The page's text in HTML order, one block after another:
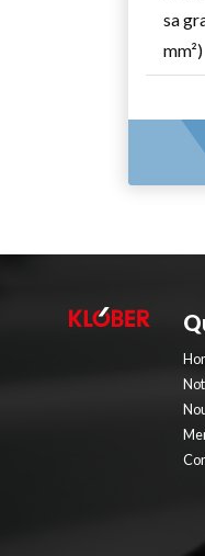
sa
mm²)